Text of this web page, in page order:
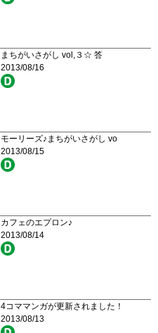
まちがいさがし vol,３☆ 答
2013/08/16
モーリーズ♪まちがいさがし vo
2013/08/15
カフェのエプロン♪
2013/08/14
4コママンガが更新されました！
2013/08/13